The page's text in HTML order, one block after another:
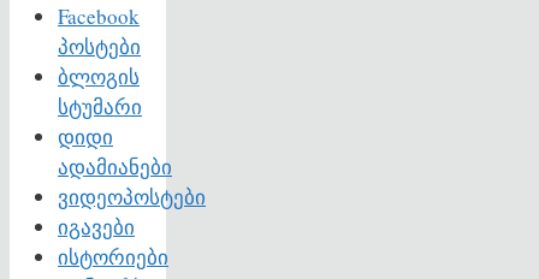
Facebook
პოსტები
ბლოგის
სტუმარი
დიდი
ადამიანები
ვიდეოპოსტები
იგავები
ისტორიები